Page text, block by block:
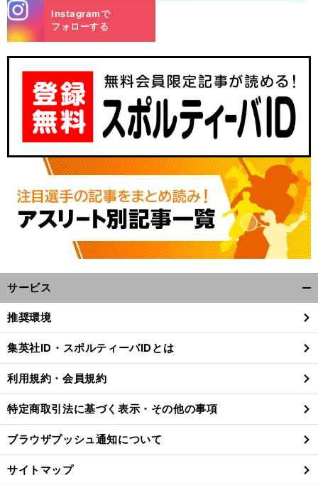
前
m
Instagramで
フォローする
サービス
閉
る
推奨環境
集英社ID・スポルティーバIDとは
利用規約・会員規約
特定商取引法に基づく表示・その他の事項
ブラウザプッシュ通知について
サイトマップ